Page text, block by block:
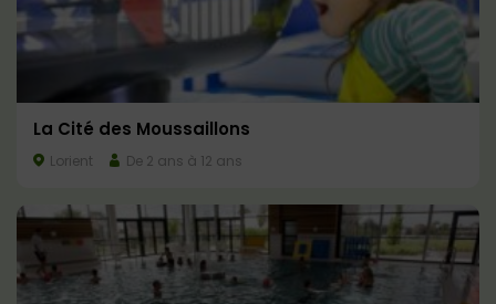
La Cité des Moussaillons
Lorient De 2 ans à 12 ans